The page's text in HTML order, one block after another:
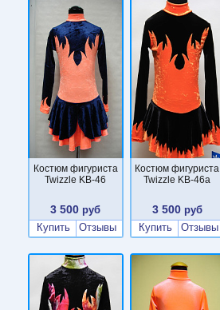
Костюм фигуриста
Twizzle KB-46
3 500 руб
Купить
Отзывы
Костюм фигуриста
Twizzle KB-46a
3 500 руб
Купить
Отзывы